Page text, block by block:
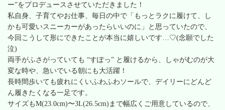
ー”をプロデュースさせていただきました！
私自身、子育てやお仕事、毎日の中で「もっとラクに履けて、し
かも可愛いスニーカーがあったらいいのに」と思っていたので、
今回こうして形にできたことが本当に嬉しいです…♡(念願でした
泣)
両手がふさがっていても “すぽっ” と履けるから、しゃがむのが大
変な時や、急いでいる朝にも大活躍！
長時間歩いても疲れにくいふわふわソールで、デイリーにどんど
ん履きたくなる一足です。
サイズもM(23.0cm)〜3L(26.5cm)まで幅広くご用意しているので、